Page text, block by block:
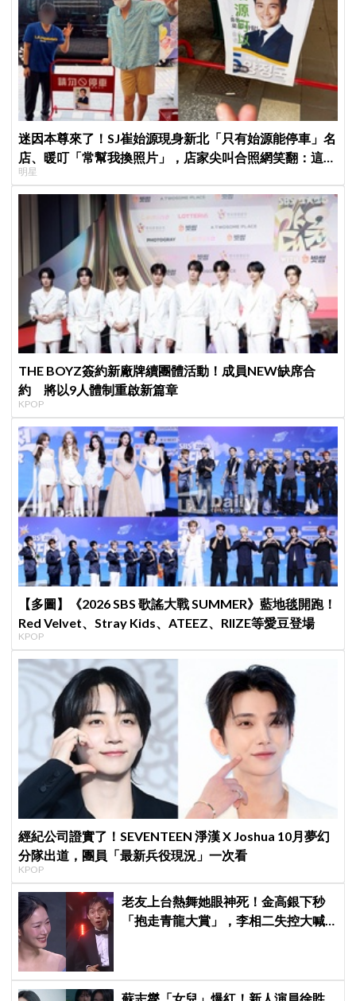
迷因本尊來了！SJ崔始源現身新北「只有始源能停車」名
店、暖叮「常幫我換照片」，店家尖叫合照網笑翻：這輩
子不能脫粉了
明星
THE BOYZ簽約新廠牌續團體活動！成員NEW缺席合
約 將以9人體制重啟新篇章
KPOP
【多圖】《2026 SBS 歌謠大戰 SUMMER》藍地毯開跑！
Red Velvet、Stray Kids、ATEEZ、RIIZE等愛豆登場
KPOP
經紀公司證實了！SEVENTEEN 淨漢 X Joshua 10月夢幻
分隊出道，團員「最新兵役現況」一次看
KPOP
老友上台熱舞她眼神死！金高銀下秒
「抱走青龍大賞」，李相二失控大喊